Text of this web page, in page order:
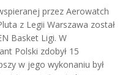
przez Aerowatch
z Legii Warszawa został
Basket Ligi. W
Polski zdobył 15
w jego wykonaniu był